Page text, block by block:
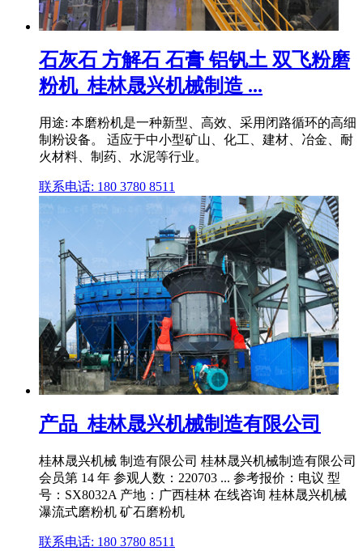
石灰石 方解石 石膏 铝钒土 双飞粉磨
粉机_桂林晟兴机械制造 ...
用途: 本磨粉机是一种新型、高效、采用闭路循环的高细
制粉设备。 适应于中小型矿山、化工、建材、冶金、耐
火材料、制药、水泥等行业。
联系电话: 180 3780 8511
产品_桂林晟兴机械制造有限公司
桂林晟兴机械 制造有限公司 桂林晟兴机械制造有限公司
会员第 14 年 参观人数：220703 ... 参考报价：电议 型
号：SX8032A 产地：广西桂林 在线咨询 桂林晟兴机械
瀑流式磨粉机 矿石磨粉机
联系电话: 180 3780 8511